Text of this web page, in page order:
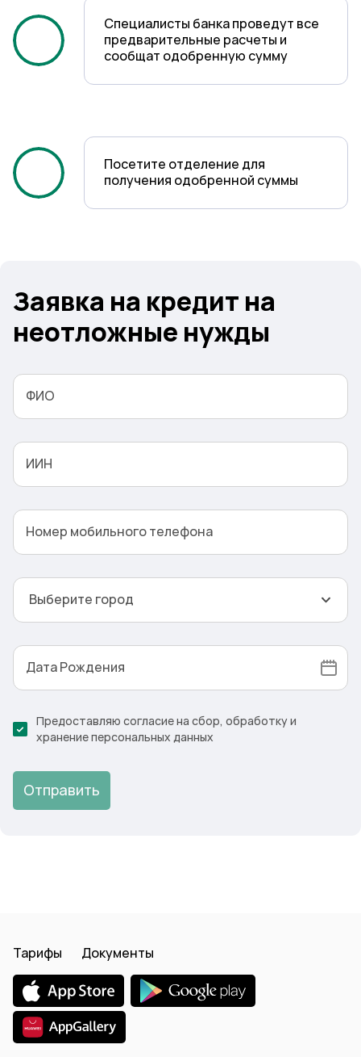
Специалисты банка проведут все
предварительные расчеты и
сообщат одобренную сумму
Посетите отделение для
получения одобренной суммы
Заявка на кредит на
неотложные нужды
ФИО
ИИН
Номер мобильного телефона
Выберите город
Дата Рождения
Предоставляю согласие на сбор, обработку и
хранение персональных данных
Отправить
Тарифы Документы